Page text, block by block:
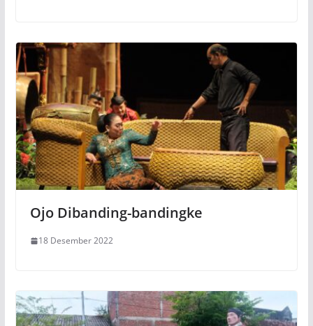
Ojo Dibanding-bandingke
18 Desember 2022